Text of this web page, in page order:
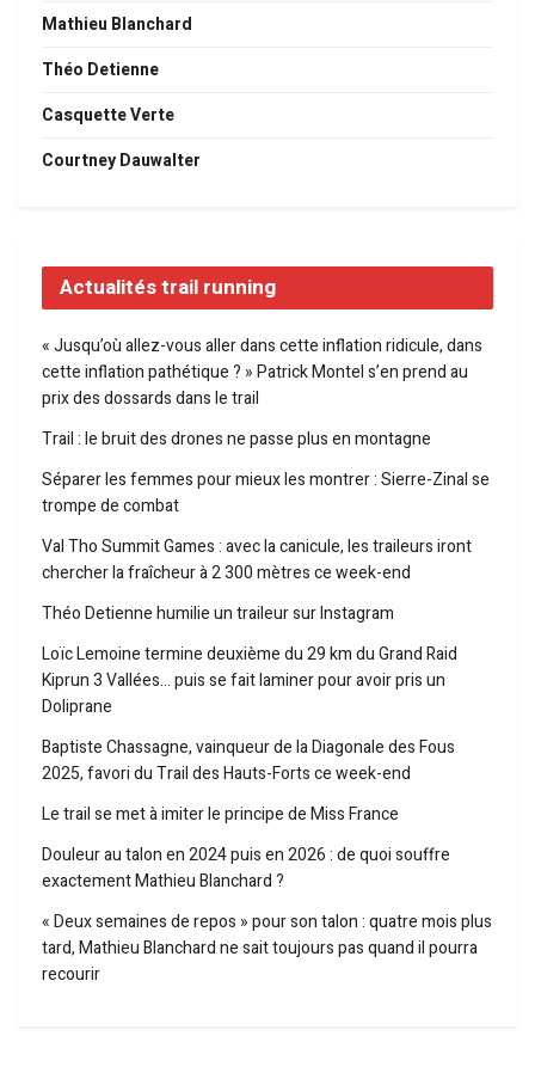
Mathieu Blanchard
Théo Detienne
Casquette Verte
Courtney Dauwalter
Actualités trail running
« Jusqu’où allez-vous aller dans cette inflation ridicule, dans
cette inflation pathétique ? » Patrick Montel s’en prend au
prix des dossards dans le trail
Trail : le bruit des drones ne passe plus en montagne
Séparer les femmes pour mieux les montrer : Sierre-Zinal se
trompe de combat
Val Tho Summit Games : avec la canicule, les traileurs iront
chercher la fraîcheur à 2 300 mètres ce week-end
Théo Detienne humilie un traileur sur Instagram
Loïc Lemoine termine deuxième du 29 km du Grand Raid
Kiprun 3 Vallées… puis se fait laminer pour avoir pris un
Doliprane
Baptiste Chassagne, vainqueur de la Diagonale des Fous
2025, favori du Trail des Hauts-Forts ce week-end
Le trail se met à imiter le principe de Miss France
Douleur au talon en 2024 puis en 2026 : de quoi souffre
exactement Mathieu Blanchard ?
« Deux semaines de repos » pour son talon : quatre mois plus
tard, Mathieu Blanchard ne sait toujours pas quand il pourra
recourir